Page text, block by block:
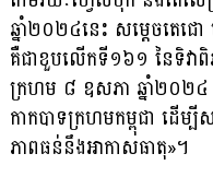
ឆ្នាំ២០២៤នេះ សម្តេចតេជ
គឺជាខួបលើកទី១៦១ នៃទិវា
ក្រហម ៨ ឧសភា ឆ្នាំ២០២៤
កាកបាទក្រហមកម្ពុជា ដើ
ភាពធន់នឹងអាកាសធាតុ»។